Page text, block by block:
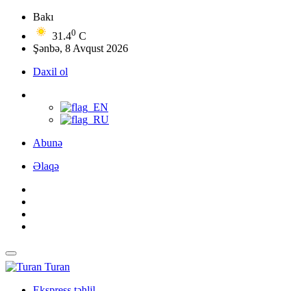
Bakı
31.40 C
Şənbə, 8 Avqust 2026
Daxil ol
Abunə
Əlaqə
Turan